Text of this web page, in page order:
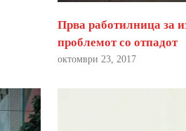
Прва работилница за
проблемот со отпадот
октомври 23, 2017